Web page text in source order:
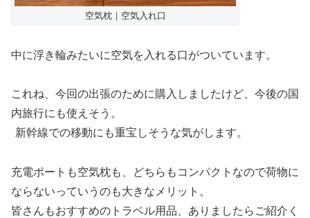
空気枕｜空気入れ口
中に浮き輪みたいに空気を入れる口がついています。
これね、今回の出張のために購入しましたけど、今後の国
内旅行にも使えそう。
新幹線での移動にも重宝しそうな気がします。
充電ポートも空気枕も、どちらもコンパクトなので荷物に
ならないっていうのも大きなメリット。
皆さんもおすすめのトラベル用品、ありましたらご紹介く